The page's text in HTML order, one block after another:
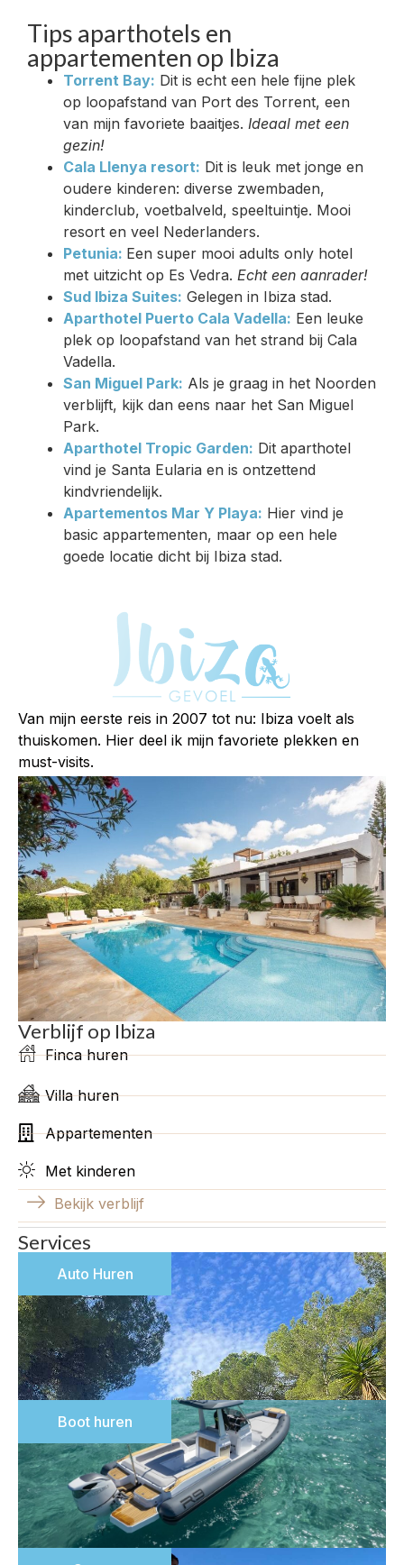
Tips aparthotels en
appartementen op Ibiza
Torrent Bay: Dit is echt een hele fijne plek
op loopafstand van Port des Torrent, een
van mijn favoriete baaitjes. Ideaal met een
gezin!
Cala Llenya resort: Dit is leuk met jonge en
oudere kinderen: diverse zwembaden,
kinderclub, voetbalveld, speeltuintje. Mooi
resort en veel Nederlanders.
Petunia: Een super mooi adults only hotel
met uitzicht op Es Vedra. Echt een aanrader!
Sud Ibiza Suites: Gelegen in Ibiza stad.
Aparthotel Puerto Cala Vadella: Een leuke
plek op loopafstand van het strand bij Cala
Vadella.
San Miguel Park: Als je graag in het Noorden
verblijft, kijk dan eens naar het San Miguel
Park.
Aparthotel Tropic Garden: Dit aparthotel
vind je Santa Eularia en is ontzettend
kindvriendelijk.
Apartementos Mar Y Playa: Hier vind je
basic appartementen, maar op een hele
goede locatie dicht bij Ibiza stad.
Van mijn eerste reis in 2007 tot nu: Ibiza voelt als
thuiskomen. Hier deel ik mijn favoriete plekken en
must-visits.
Verblijf op Ibiza
Finca huren
Villa huren
Appartementen
Met kinderen
Bekijk verblijf
Services
Auto Huren
Boot huren